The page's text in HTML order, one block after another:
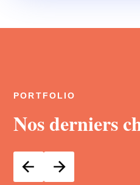
PORTFOLIO
Nos derniers